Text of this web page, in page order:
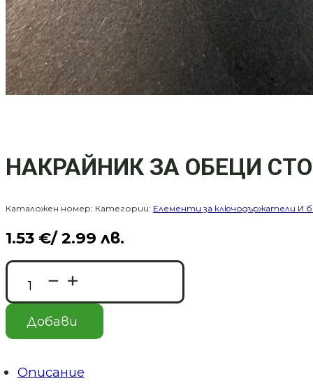
НАКРАЙНИК ЗА ОБЕЦИ
Каталожен номер: Категории: Елементи за ключодържатели И
1.53 €/ 2.99 лв.
количество
за
НАКРАЙНИК
ЗА
ОБЕЦИ
СТОМАНА
Добави
Описание